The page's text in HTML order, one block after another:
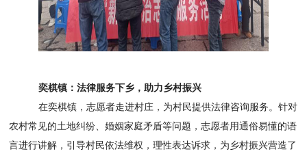
奕棋镇：法律服务下乡，助力乡村振兴
在奕棋镇，志愿者走进村庄，为村民提供法律咨询服务。针对
农村常见的土地纠纷、婚姻家庭矛盾等问题，志愿者用通俗易懂的语
言进行讲解，引导村民依法维权，理性表达诉求，为乡村振兴营造了